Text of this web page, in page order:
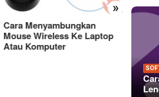
»
Perbedaan Antara Layar
OLED Dan LCD Mana Yang
Lebih Baik?
15
Dan